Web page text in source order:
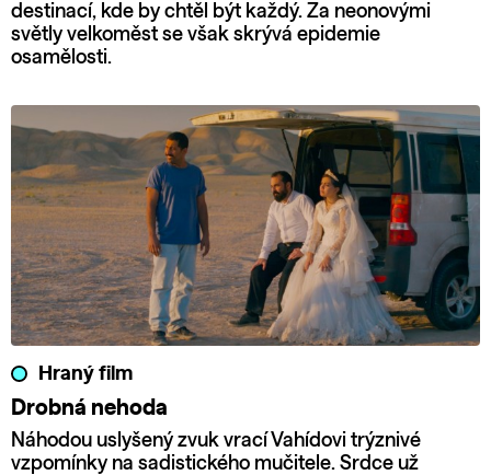
destinací, kde by chtěl být každý. Za neonovými
světly velkoměst se však skrývá epidemie
osamělosti.
Hraný film
Drobná nehoda
Náhodou uslyšený zvuk vrací Vahídovi trýznivé
vzpomínky na sadistického mučitele. Srdce už